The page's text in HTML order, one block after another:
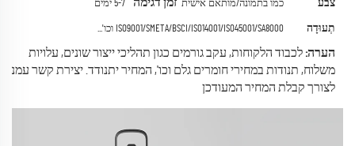
צבע כמו בתמונה/מותאם אישית זמן דגימה 5-7 ימים
תְעוּדָה ISO9001/SMETA/BSCI/ISO14001/ISO45001/SA8000 וכו'...
הערה: לכבוד הלקוחות, עקב גורמים כגון תהליכי ייצור שונים, עלויות
משלוח, תנודות במחירי חומרים גלם וכו', המחיר יתנודד.יצירת קשר עמנו
לצורך קבלת המחיר המעודכן